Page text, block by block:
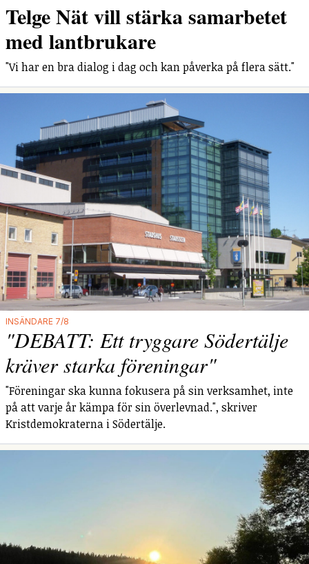
Telge Nät vill stärka samarbetet
med lantbrukare
"Vi har en bra dialog i dag och kan påverka på flera sätt."
INSÄNDARE 7/8
"DEBATT: Ett tryggare Södertälje
kräver starka föreningar"
"Föreningar ska kunna fokusera på sin verksamhet, inte
på att varje år kämpa för sin överlevnad.", skriver
Kristdemokraterna i Södertälje.